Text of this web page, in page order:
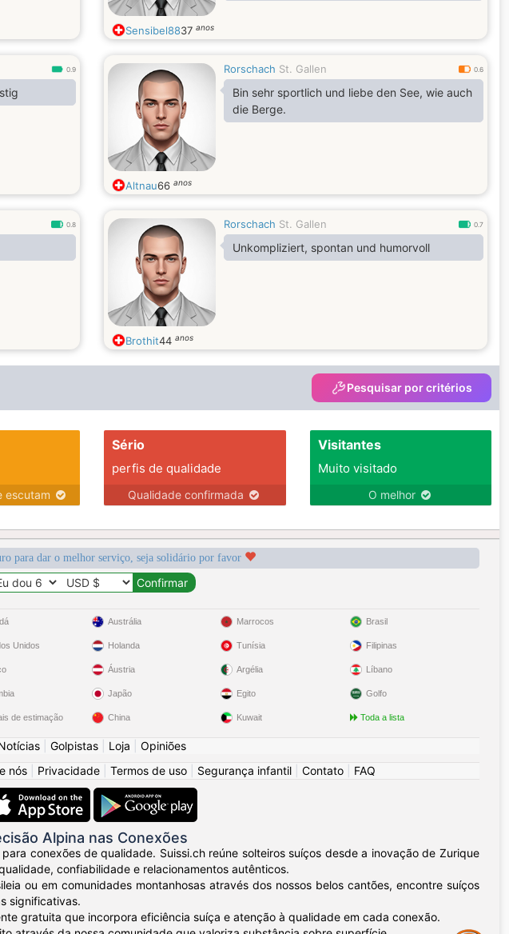
Sensibel8837 anos
0.9 Rorschach St. Gallen 0.6
Bin sehr sportlich und liebe den See, wie auch
die Berge.
Altnau66 anos
0.8 Rorschach St. Gallen 0.7
Unkompliziert, spontan und humorvoll
Brothit44 anos
Pesquisar por critérios
escutam
Sério
perfis de qualidade
Qualidade confirmada
Visitantes
Muito visitado
O melhor
para dar o melhor serviço, seja solidário por favor
Unidos
de estimação
Austrália
Holanda
Áustria
Japão
China
Marrocos
Tunísia
Argélia
Egito
Kuwait
Brasil
Filipinas
Líbano
Golfo
Toda a lista
Golpistas Loja
Opiniões
nós Privacidade Termos de uso Segurança infantil Contato FAQ
Alpina nas Conexões
conexões de qualidade. Suissi.ch reúne solteiros suíços desde a inovação de Zurique
confiabilidade e relacionamentos autênticos.
ou em comunidades montanhosas através dos nossos belos cantões, encontre suíços
significativas.
gratuita que incorpora eficiência suíça e atenção à qualidade em cada conexão.